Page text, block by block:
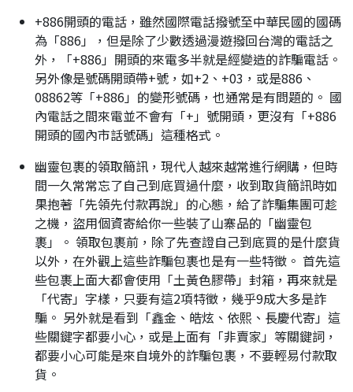
+886開頭的電話，雖然國際電話撥號至中華民國的國碼
為「886」，但是除了少數透過漫遊撥回台灣的電話之
外，「+886」開頭的來電多半就是經變造的詐騙電話。
另外像是號碼開頭帶+號，如+2、+03，或是886、
08862等「+886」的變形號碼，也通常是有問題的。 國
內電話之間來電並不會有「+」號開頭，更沒有「+886
開頭的國內市話號碼」這種格式。
幽靈包裹的領取簡訊，現代人越來越常進行網購，但時
間一久常常忘了自己到底買過什麼，收到取貨簡訊時如
果抱著「先領先付款再說」的心態，給了詐騙集團可趁
之機，盜用個資寄給你一些裝了山寨品的「幽靈包
裹」。 領取包裹前，除了先查證自己到底買的是什麼貨
以外，在外觀上這些詐騙包裹也是有一些特徵。 首先這
些包裹上面大都會使用「土黃色膠帶」封箱，再來就是
「代寄」字樣，只要有這2項特徵，幾乎9成大多是詐
騙。 另外就是看到「鑫金、皓炫、依熙、長慶代寄」這
些關鍵字都要小心，或是上面有「非賣家」等關鍵詞，
都要小心可能是來自境外的詐騙包裹，不要輕易付款取
貨。